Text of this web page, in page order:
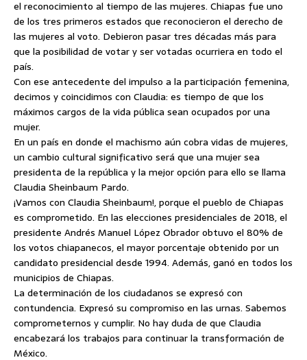
el reconocimiento al tiempo de las mujeres. Chiapas fue uno
de los tres primeros estados que reconocieron el derecho de
las mujeres al voto. Debieron pasar tres décadas más para
que la posibilidad de votar y ser votadas ocurriera en todo el
país.
Con ese antecedente del impulso a la participación femenina,
decimos y coincidimos con Claudia: es tiempo de que los
máximos cargos de la vida pública sean ocupados por una
mujer.
En un país en donde el machismo aún cobra vidas de mujeres,
un cambio cultural significativo será que una mujer sea
presidenta de la república y la mejor opción para ello se llama
Claudia Sheinbaum Pardo.
¡Vamos con Claudia Sheinbaum!, porque el pueblo de Chiapas
es comprometido. En las elecciones presidenciales de 2018, el
presidente Andrés Manuel López Obrador obtuvo el 80% de
los votos chiapanecos, el mayor porcentaje obtenido por un
candidato presidencial desde 1994. Además, ganó en todos los
municipios de Chiapas.
La determinación de los ciudadanos se expresó con
contundencia. Expresó su compromiso en las urnas. Sabemos
comprometernos y cumplir. No hay duda de que Claudia
encabezará los trabajos para continuar la transformación de
México.